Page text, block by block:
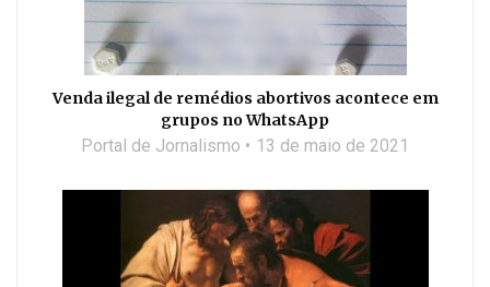
Venda ilegal de remédios abortivos acontece em
grupos no WhatsApp
Portal de Jornalismo 13 de maio de 2021